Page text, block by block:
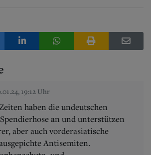
19:12 Uhr
haben die undeutschen
an und unterstützen
aber auch vorderasiatische
Antisemiten.